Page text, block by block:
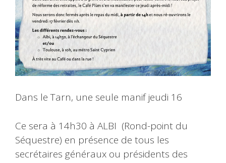
Dans le Tarn, une seule manif jeudi 16
Ce sera à 14h30 à ALBI (Rond-point du
Séquestre) en présence de tous les
secrétaires généraux ou présidents des